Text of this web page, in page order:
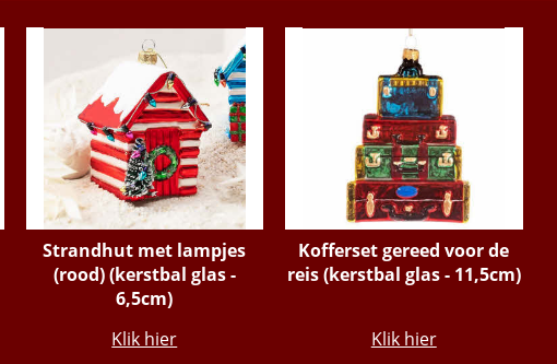
Strandhut met lampjes
(rood) (kerstbal glas -
6,5cm)
€7.95
Klik hier
Kofferset gereed voor de
reis (kerstbal glas - 11,5cm)
€11.95
Klik hier